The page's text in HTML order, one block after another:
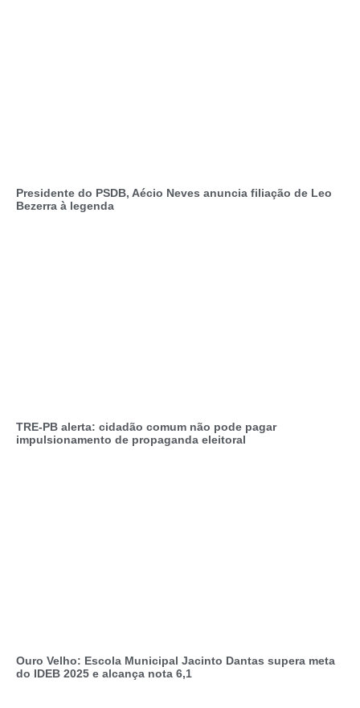
Presidente do PSDB, Aécio Neves anuncia filiação de Leo
Bezerra à legenda
TRE-PB alerta: cidadão comum não pode pagar
impulsionamento de propaganda eleitoral
Ouro Velho: Escola Municipal Jacinto Dantas supera meta
do IDEB 2025 e alcança nota 6,1